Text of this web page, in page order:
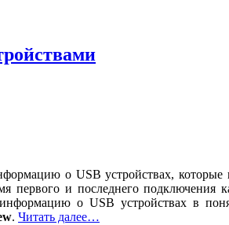
о USB устройствах,
и последнего подключения
о USB устройствах в
. Читать далее…